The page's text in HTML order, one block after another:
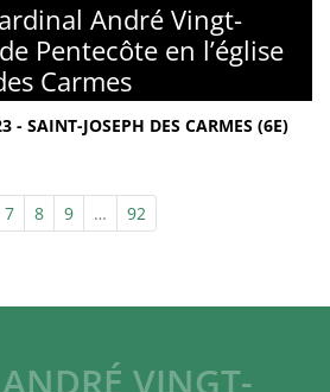
André Vingt-
Pentecôte en l’église
Carmes
- SAINT-JOSEPH DES CARMES (6E)
7 8 9 … 92
VINGT-